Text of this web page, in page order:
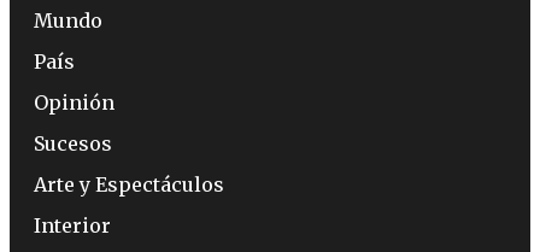
Mundo
País
Opinión
Sucesos
Arte y Espectáculos
Interior